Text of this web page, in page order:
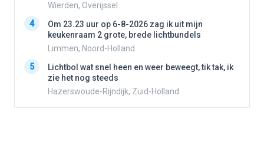
Wierden, Overijssel
4
Om 23.23 uur op 6-8-2026 zag ik uit mijn
keukenraam 2 grote, brede lichtbundels
Limmen, Noord-Holland
5
Lichtbol wat snel heen en weer beweegt, tik tak, ik
zie het nog steeds
Hazerswoude-Rijndijk, Zuid-Holland